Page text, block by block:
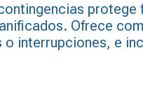
Ofrece
o interrupciones, e